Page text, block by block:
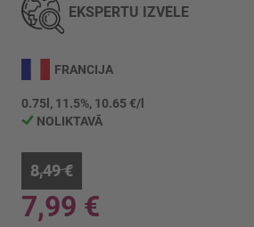
galerijas
sākumu
EKSPERTU IZVĒLE
FRANCIJA
0.75l, 11.5%, 10.65 €/l
NOLIKTAVĀ
8,49 €
7,99 €